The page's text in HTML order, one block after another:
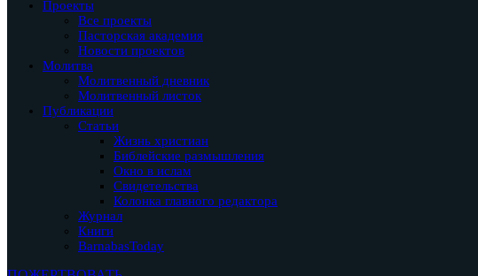
Проекты
Все проекты
Пасторская академия
Новости проектов
Молитва
Молитвенный дневник
Молитвенный листок
Публикации
Статьи
Жизнь христиан
Библейские размышления
Окно в ислам
Свидетельства
Колонка главного редактора
Журнал
Книги
BarnabasToday